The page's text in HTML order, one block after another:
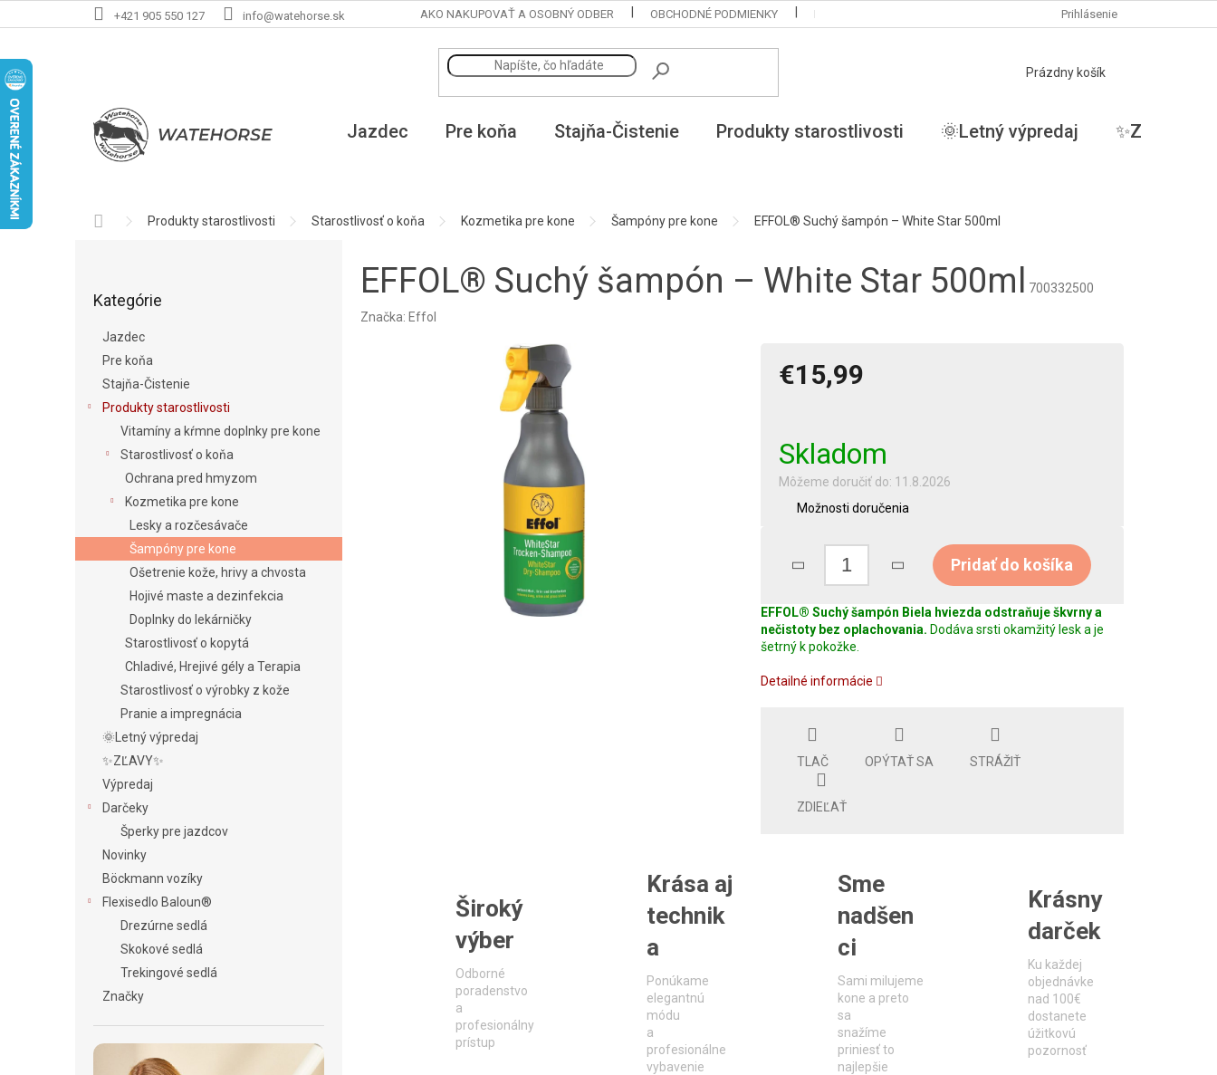
na
+421 905 550 127 info@watehorse.sk AKO NAKUPOVAŤ A OSOBNÝ ODBER OBCHODNÉ PODMIENKY PODMIENKY OCHRANY OSOBNÝCH ÚDAJOV MOJA OBJEDNÁVKA
Prihlásenie
NÁKUPNÝ
Prázdny košík
Jazdec Pre koňa Stajňa-Čistenie Produkty starostlivosti 🌞Letný výpredaj ✨ZĽAVY✨
DomovProdukty starostlivosti Starostlivosť o koňa Kozmetika pre kone Šampóny pre kone EFFOL® Suchý šampón – White Star 500ml
kategórie
Kategórie
Jazdec
Pre koňa
Stajňa-Čistenie
Produkty starostlivosti
Vitamíny a kŕmne doplnky pre kone
Starostlivosť o koňa
Ochrana pred hmyzom
Kozmetika pre kone
Lesky a rozčesávače
Šampóny pre kone
Ošetrenie kože, hrivy a chvosta
Hojivé maste a dezinfekcia
Doplnky do lekárničky
Starostlivosť o kopytá
Chladivé, Hrejivé gély a Terapia
Starostlivosť o výrobky z kože
Pranie a impregnácia
🌞Letný výpredaj
✨ZĽAVY✨
Výpredaj
Darčeky
Šperky pre jazdcov
Novinky
Böckmann vozíky
Flexisedlo Baloun®
Drezúrne sedlá
Skokové sedlá
Trekingové sedlá
Značky
EFFOL® Suchý šampón – White Star 500ml
700332500
Značka: Effol
€15,99
Skladom
Môžeme doručiť do: 11.8.2026
Možnosti doručenia
Pridať do košíka
EFFOL® Suchý šampón Biela hviezda odstraňuje škvrny a
nečistoty bez oplachovania. Dodáva srsti okamžitý lesk a je
šetrný k pokožke.
Detailné informácie
TLAČ OPÝTAŤ SA STRÁŽIŤ
ZDIEĽAŤ
Široký
výber
Odborné
poradenstvo
a
profesionálny
prístup
Krása aj
technik
a
Ponúkame
elegantnú
módu
a
profesionálne
vybavenie
Sme
nadšen
ci
Sami milujeme
kone a preto
sa
snažíme
priniesť to
najlepšie
Krásny
darček
Ku každej
objednávke
nad 100€
dostanete
úžitkovú
pozornosť